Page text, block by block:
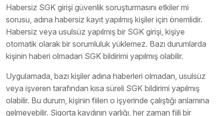
Habersiz SGK girişi güvenlik soruşturmasını etkiler mi
sorusu, adına habersiz kayıt yapılmış kişiler için önemlidir.
Habersiz veya usulsüz yapılmış bir SGK girişi, kişiye
otomatik olarak bir sorumluluk yüklemez. Bazı durumlarda
kişinin haberi olmadan SGK bildirimi yapılmış olabilir.
Uygulamada, bazı kişiler adına haberleri olmadan, usulsüz
veya işveren tarafından kısa süreli SGK bildirimi yapılmış
olabilir. Bu durum, kişinin fiilen o işyerinde çalıştığı anlamına
gelmeyebilir. Sigorta kaydının varlığı, her zaman fiili bir